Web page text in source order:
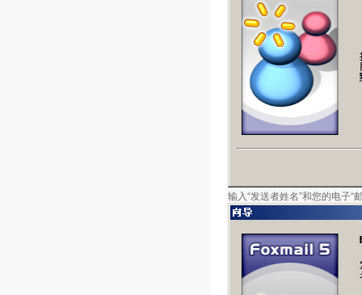
输入“发送者姓名”和您的电子“